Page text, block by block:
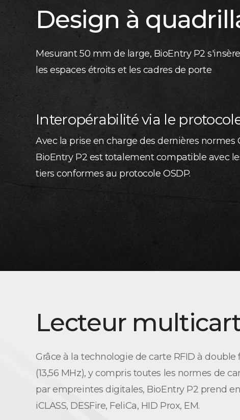
Design à
Mesurant 50 mm de large, BioEntry P2
les espaces étroits et les cadres de porte
Interopérabilité via le
Avec la prise en charge des dernières normes
BioEntry P2 est totalement compatible avec
tiers conformes au protocole OSDP.
Lecteur
Grâce à la technologie de carte RFID à
(13,56 MHz), y compris toutes les normes de
par empreintes digitales, BioEntry P2 prend
iCLASS, DESFire, FeliCa, HID Prox, EM.